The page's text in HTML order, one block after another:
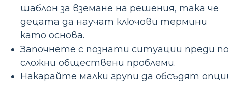
шаблон за вземане на решения, така че
децата да научат ключови термини
като основа.
Започнете с познати ситуации преди
сложни обществени проблеми.
Накарайте малки групи да обсъдят